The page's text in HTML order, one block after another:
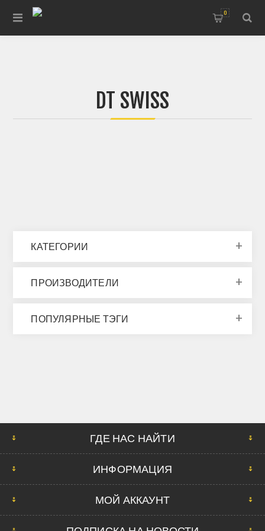
0
DT SWISS
КАТЕГОРИИ
ПРОИЗВОДИТЕЛИ
ПОПУЛЯРНЫЕ ТЭГИ
ГДЕ НАС НАЙТИ
ИНФОРМАЦИЯ
МОЙ АККАУНТ